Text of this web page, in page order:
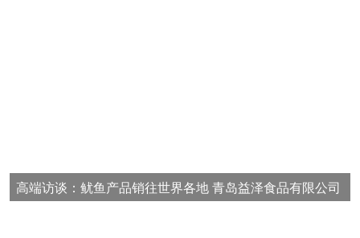
高端访谈：鱿鱼产品销往世界各地 青岛益泽食品有限公司